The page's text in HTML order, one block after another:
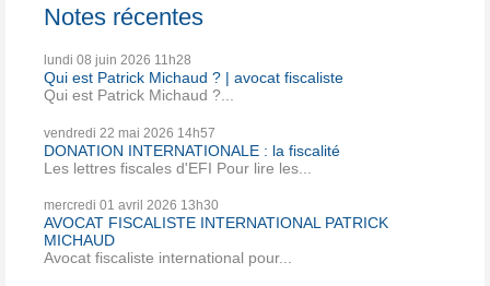
Notes récentes
lundi 08 juin 2026 11h28
Qui est Patrick Michaud ? | avocat fiscaliste
Qui est Patrick Michaud ?...
vendredi 22 mai 2026 14h57
DONATION INTERNATIONALE : la fiscalité
Les lettres fiscales d'EFI Pour lire les...
mercredi 01 avril 2026 13h30
AVOCAT FISCALISTE INTERNATIONAL PATRICK
MICHAUD
Avocat fiscaliste international pour...